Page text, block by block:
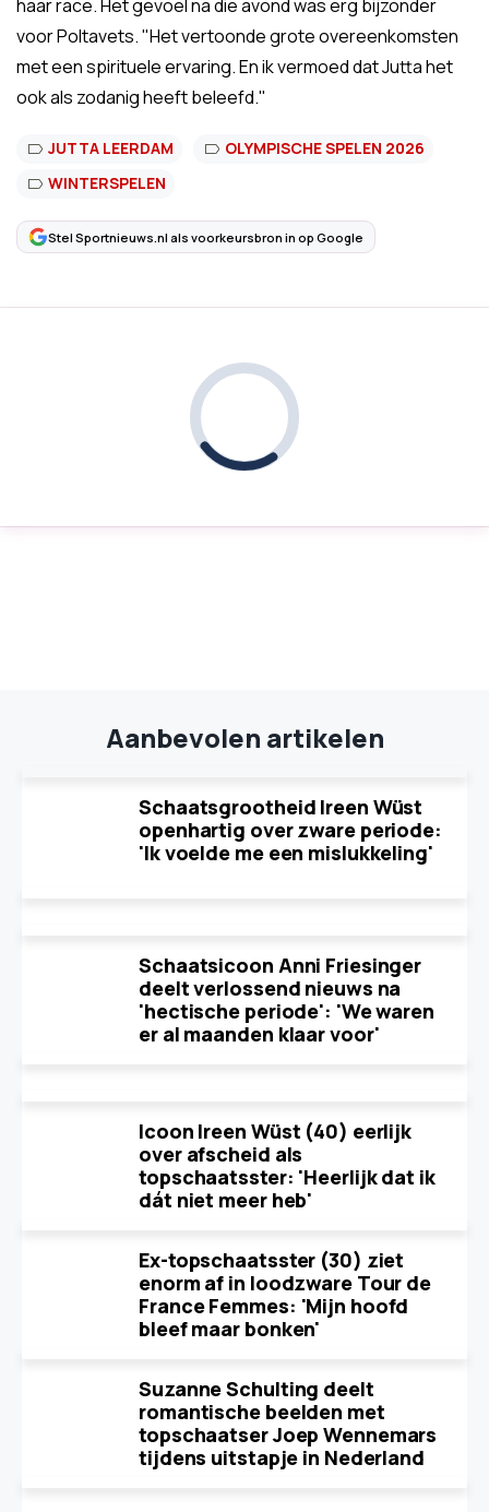
haar race. Het gevoel na die avond was erg bijzonder
voor Poltavets. "Het vertoonde grote overeenkomsten
met een spirituele ervaring. En ik vermoed dat Jutta het
ook als zodanig heeft beleefd."
JUTTA LEERDAM
OLYMPISCHE SPELEN 2026
WINTERSPELEN
Stel Sportnieuws.nl als voorkeursbron in op Google
Aanbevolen artikelen
Schaatsgrootheid Ireen Wüst
openhartig over zware periode:
'Ik voelde me een mislukkeling'
Schaatsicoon Anni Friesinger
deelt verlossend nieuws na
'hectische periode': 'We waren
er al maanden klaar voor'
Icoon Ireen Wüst (40) eerlijk
over afscheid als
topschaatsster: 'Heerlijk dat ik
dát niet meer heb'
Ex-topschaatsster (30) ziet
enorm af in loodzware Tour de
France Femmes: 'Mijn hoofd
bleef maar bonken'
Suzanne Schulting deelt
romantische beelden met
topschaatser Joep Wennemars
tijdens uitstapje in Nederland